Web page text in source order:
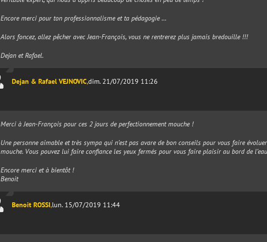
Encore merci pour ton professionnalisme et ta pédagogie …
Alors foncez, allez pêcher avec Jean-François, vous ne rentrerez plus jamais bredouille !!!
Dejan et Rafael.
Dejan & Rafael VEJNOVIC,dim. 21/07/2019 11:26
Merci à Jean-François pour ces 2 jours de perfectionnement mouche !
Une personne aimable et très sympa qui n’est pas avare de bon conseils pour vous faire
mouche. Vous pouvez lui faire confiance les yeux fermés pour vous faire plaisir au bord de
Encore merci et à bientôt !
Benoit
Benoit ROSSI,lun. 15/07/2019 11:44